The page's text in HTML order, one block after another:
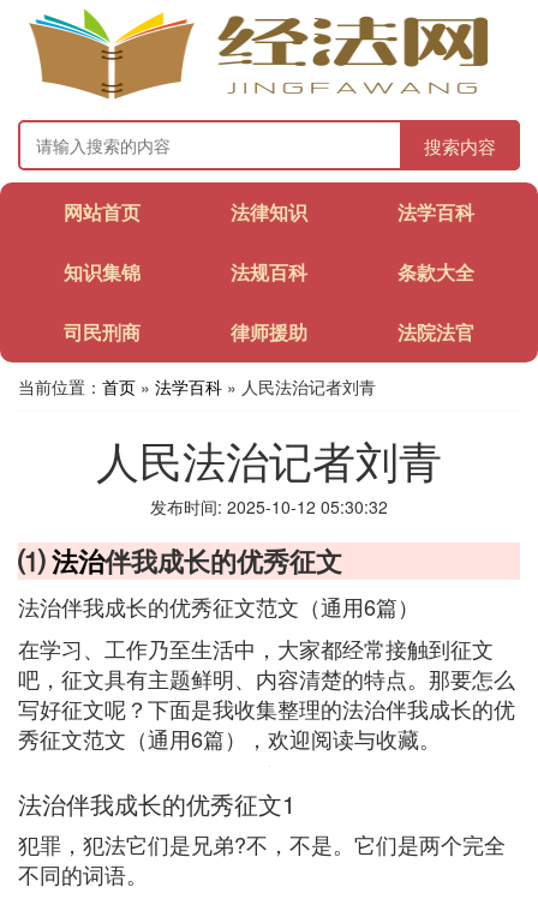
搜索内容
网站首页 法律知识 法学百科
知识集锦 法规百科 条款大全
司民刑商 律师援助 法院法官
当前位置： 首页 » 法学百科 » 人民法治记者刘青
人民法治记者刘青
发布时间: 2025-10-12 05:30:32
⑴法治伴我成长的优秀征文
法治伴我成长的优秀征文范文（通用6篇）
在学习、工作乃至生活中，大家都经常接触到征文
吧，征文具有主题鲜明、内容清楚的特点。那要怎么
写好征文呢？下面是我收集整理的法治伴我成长的优
秀征文范文（通用6篇），欢迎阅读与收藏。
法治伴我成长的优秀征文1
犯罪，犯法它们是兄弟?不，不是。它们是两个完全
不同的词语。